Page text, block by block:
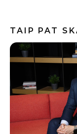
TAIP PAT